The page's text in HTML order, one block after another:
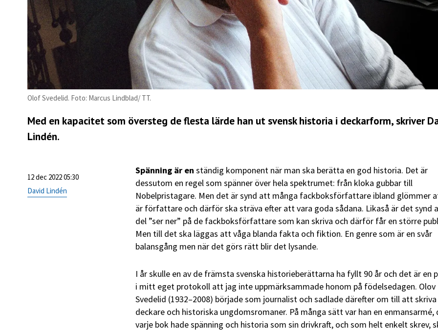
Olof Svedelid. Foto: Marcus Lindblad/ TT.
Med en kapacitet som översteg de flesta lärde han ut svensk historia i deckarform, skriver
Lindén.
12 dec 2022 05:30
David Lindén
Spänning är en ständig komponent när man ska berätta en god historia. Det är
dessutom en regel som spänner över hela spektrumet: från kloka gubbar till
Nobelpristagare. Men det är synd att många fackboksförfattare ibland glömmer
är författare och därför ska sträva efter att vara goda sådana. Likaså är det synd
del ”ser ner” på de fackboksförfattare som kan skriva och därför får en större
Men till det ska läggas att våga blanda fakta och fiktion. En genre som är en svår
balansgång men när det görs rätt blir det lysande.
I år skulle en av de främsta svenska historieberättarna ha fyllt 90 år och det är en
i mitt eget protokoll att jag inte uppmärksammade honom på födelsedagen. Olov
Svedelid (1932–2008) började som journalist och sadlade därefter om till att skriva
deckare och historiska ungdomsromaner. På många sätt var han en enmansarmé,
varje bok hade spänning och historia som sin drivkraft, och som helt enkelt skrev,